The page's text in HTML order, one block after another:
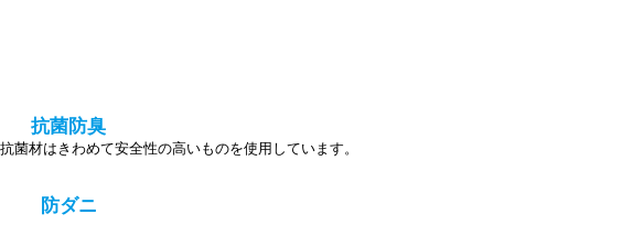
抗菌防臭
材はきわめて安全性の高いものを使用しています。
防ダニ